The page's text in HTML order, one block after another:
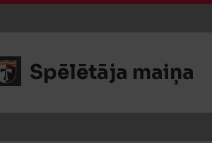
Spēlētāja maiņa